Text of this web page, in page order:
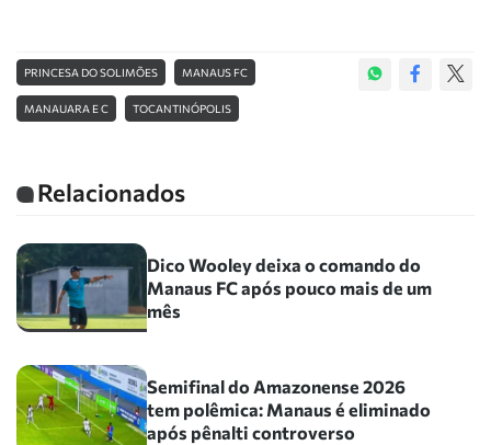
PRINCESA DO SOLIMÕES MANAUS FC
MANAUARA E C TOCANTINÓPOLIS
Relacionados
Dico Wooley deixa o comando do
Manaus FC após pouco mais de um
mês
Semifinal do Amazonense 2026
tem polêmica: Manaus é eliminado
após pênalti controverso